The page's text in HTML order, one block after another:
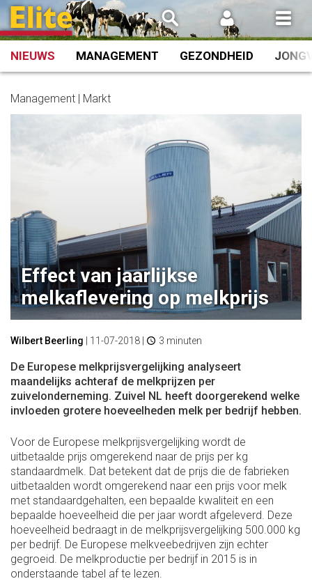
Spring
naar
inhoud
NIEUWS MANAGEMENT GEZONDHEID
Management | Markt
Effect van jaarlijkse
melkaflevering op melkprijs
Wilbert Beerling 11-07-2018 3 minuten
De Europese melkprijsvergelijking analyseert
maandelijks achteraf de melkprijzen per
zuivelonderneming. Zuivel NL heeft doorgerekend welke
invloeden grotere hoeveelheden melk per bedrijf hebben.
Voor de Europese melkprijsvergelijking wordt de
uitbetaalde prijs omgerekend naar de prijs per kg
standaardmelk. Dat betekent dat de prijs die de fabrieken
uitbetaalden wordt omgerekend naar een prijs voor melk
met standaardgehalten, een bepaalde kwaliteit en een
bepaalde hoeveelheid die per jaar wordt afgeleverd. Deze
hoeveelheid bedraagt in de melkprijsvergelijking 500.000 kg
per bedrijf. De Europese melkveebedrijven zijn echter
gegroeid. De melkproductie per bedrijf in 2015 is in
onderstaande tabel af te lezen.